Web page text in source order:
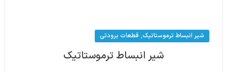
شیر انبساط ترموستاتیک, قطعات برودتی
شیر انبساط ترموستاتیک